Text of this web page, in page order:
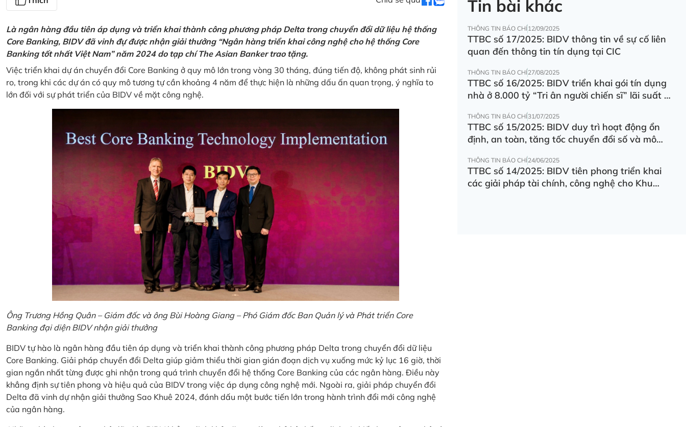
Là ngân hàng đầu tiên áp dụng và triển khai thành công phương pháp Delta trong chuyển đổi dữ liệu hệ thống
Core Banking, BIDV đã vinh đự được nhận giải thưởng “Ngân hàng triển khai công nghệ cho hệ thống Core
Banking tốt nhất Việt Nam” năm 2024 do tạp chí The Asian Banker trao tặng.
Việc triển khai dự án chuyển đổi Core Banking ở quy mô lớn trong vòng 30 tháng, đúng tiến độ, không phát sinh rủi
ro, trong khi các dự án có quy mô tương tự cần khoảng 4 năm để thực hiện là những dấu ấn quan trọng, ý nghĩa to
lớn đối với sự phát triển của BIDV về mặt công nghệ.
Ông Trương Hồng Quân – Giám đốc và ông Bùi Hoàng Giang – Phó Giám đốc Ban Quản lý và Phát triển Core
Banking đại diện BIDV nhận giải thưởng
BIDV tự hào là ngân hàng đầu tiên áp dụng và triển khai thành công phương pháp Delta trong chuyển đổi dữ liệu
Core Banking. Giải pháp chuyển đổi Delta giúp giảm thiểu thời gian gián đoạn dịch vụ xuống mức kỷ lục 16 giờ, thời
gian ngắn nhất từng được ghi nhận trong quá trình chuyển đổi hệ thống Core Banking của các ngân hàng. Điều này
khẳng định sự tiên phong và hiệu quả của BIDV trong việc áp dụng công nghệ mới. Ngoài ra, giải pháp chuyển đổi
Delta đã vinh dự nhận giải thưởng Sao Khuê 2024, đánh dấu một bước tiến lớn trong hành trình đổi mới công nghệ
của ngân hàng.
Tin bài khác
THÔNG TIN BÁO CHÍ12/09/2025
TTBC số 17/2025: BIDV thông tin về sự cố liên
quan đến thông tin tín dụng tại CIC
THÔNG TIN BÁO CHÍ27/08/2025
TTBC số 16/2025: BIDV triển khai gói tín dụng
nhà ở 8.000 tỷ “Tri ân người chiến sĩ” lãi suất ưu
THÔNG TIN BÁO CHÍ31/07/2025
TTBC số 15/2025: BIDV duy trì hoạt động ổn
định, an toàn, tăng tốc chuyển đổi số và mô
THÔNG TIN BÁO CHÍ24/06/2025
TTBC số 14/2025: BIDV tiên phong triển khai
các giải pháp tài chính, công nghệ cho Khu